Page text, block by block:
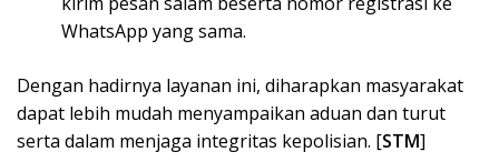
Dalam Putusan Sela Perkara
Supriyani